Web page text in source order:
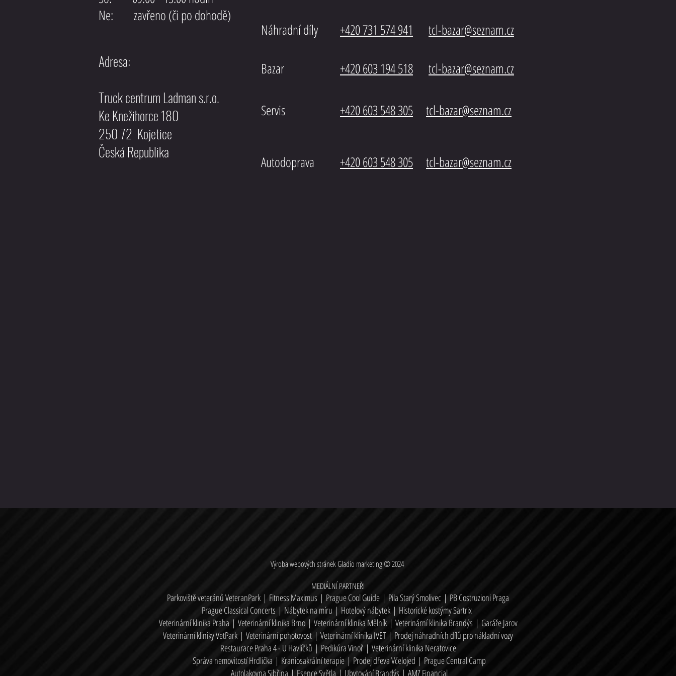
Ne: zavřeno (či po dohodě)
Adresa:
Truck centrum Ladman s.r.o.
Ke Knežihorce 180
250 72 Kojetice
Česká Republika
Náhradní díly +420 731 574 941 tcl-bazar@seznam.cz
Bazar +420 603 194 518 tcl-bazar@seznam.cz
Servis +420 603 548 305 tcl-bazar@seznam.cz
Autodoprava +420 603 548 305 tcl-bazar@seznam.cz
Výroba webových stránekGladio marketing© 2024
MEDIÁLNÍ PARTNEŘI
Parkoviště veteránů VeteranPark | Fitness Maximus | Prague Cool Guide | Pila Starý Smolivec | PB Costruzioni Praga
Prague Classical Concerts | Nábytek na míru | Hotelový nábytek | Historické kostýmy Sartrix
Veterinární klinika Praha | Veterinární klinika Brno| Veterinární klinika Mělník| Veterinární klinika Brandýs | Garáže Jarov
Veterinární kliniky VetPark | Veterinární pohotovost | Veterinární klinika IVET | Prodej náhradních dílů pro nákladní vozy
Restaurace Praha 4 - U Havlíčků | Pedikúra Vinoř| Veterinární klinika Neratovice
Správa nemovitostí Hrdlička | Kraniosakrální terapie | Prodej dřeva Včelojed | Prague Central Camp
Autolakovna Sibřina | Esence Světla | Ubytování Brandýs | AMZ Financial